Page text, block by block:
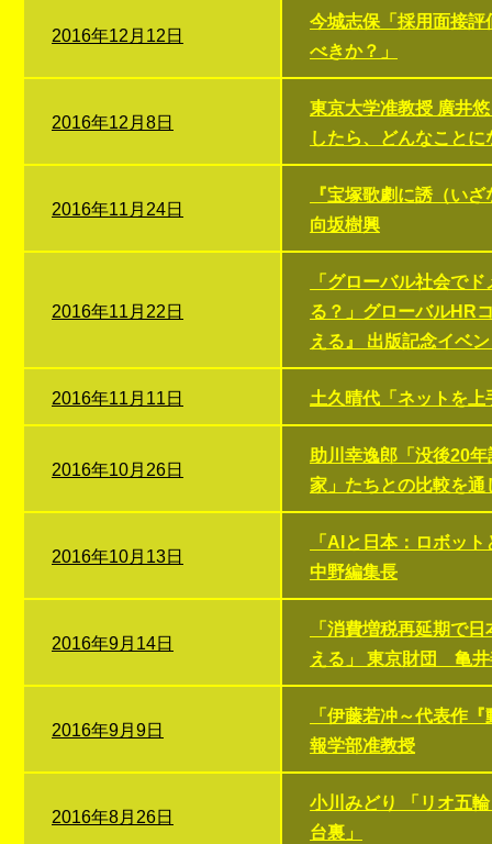
2016年12月12日
今城志保「採用面接
べきか？」
2016年12月8日
東京大学准教授 廣井
したら、どんなこと
2016年11月24日
『宝塚歌劇に誘（い
向坂樹興
2016年11月22日
「グローバル社会で
る？」グローバルHR
える』 出版記念イベ
2016年11月11日 土久晴代「ネットを
2016年10月26日
助川幸逸郎「没後20
家」たちとの比較を
2016年10月13日
「AIと日本：ロボッ
中野編集長
2016年9月14日
「消費増税再延期で
える」 東京財団 亀井
2016年9月9日
「伊藤若冲～代表作
報学部准教授
2016年8月26日
小川みどり 「リオ五
台裏」